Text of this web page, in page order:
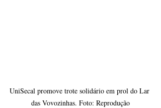
UniSecal promove trote solidário em prol do Lar
das Vovozinhas. Foto: Reprodução